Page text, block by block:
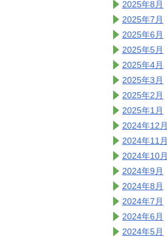
2025年8月
2025年7月
2025年6月
2025年5月
2025年4月
2025年3月
2025年2月
2025年1月
2024年12月
2024年11月
2024年10月
2024年9月
2024年8月
2024年7月
2024年6月
2024年5月